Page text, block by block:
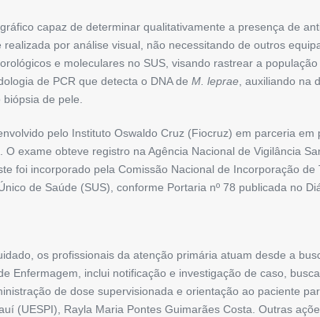
capaz de determinar qualitativamente a presença de
por análise visual, não necessitando de outros
e moleculares no SUS, visando rastrear a
de PCR que detecta o DNA de M. leprae, auxiliando na
de pele.
pelo Instituto Oswaldo Cruz (Fiocruz) em parceria
O exame obteve registro na Agência Nacional de Vigilância
foi incorporado pela Comissão Nacional de Incorporação
de Saúde (SUS), conforme Portaria nº 78 publicada no
os profissionais da atenção primária atuam desde a
Enfermagem, inclui notificação e investigação de caso,
de dose supervisionada e orientação ao paciente
(UESPI), Rayla Maria Pontes Guimarães Costa. Outras